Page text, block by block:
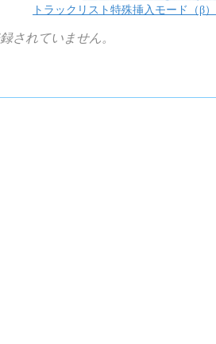
トラックリスト特殊挿入モード（β）
されていません。